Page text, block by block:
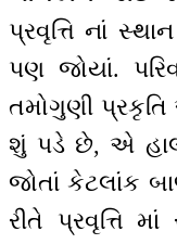
પ્રવૃત્તિ નાં
પણ જોયાં.
તમોગુણી
શું પડે છે, એ
જોતાં કેટલાંક
રીતે પ્રવૃત્તિ